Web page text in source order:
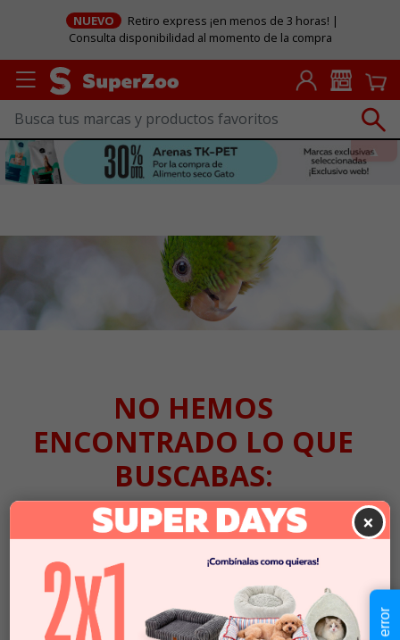
NUEVO
Retiro express ¡en menos de 3 horas! |
Consulta disponibilidad al momento de la compra
×
NO HEMOS
ENCONTRADO LO QUE
BUSCABAS:
No tenemos resultados para:
Pero que no cunda el pánico, sigue las instrucciones
1. Revisa que la búsqueda no tenga errores ortográficos
2. Prueba a volver a buscar con palabras más específicas
3. Vuelve a nuestrahomey prueba de nuevo